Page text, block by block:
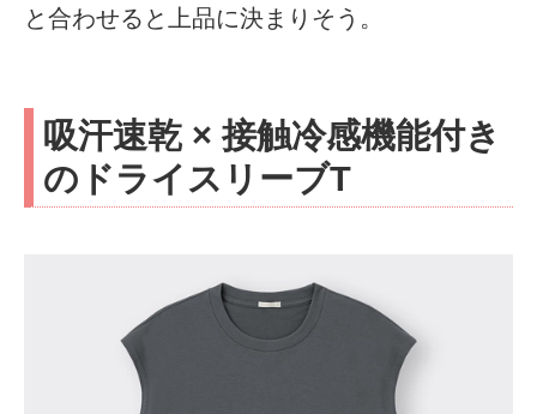
と合わせると上品に決まりそう。
吸汗速乾 × 接触冷感機能付き
のドライスリーブT